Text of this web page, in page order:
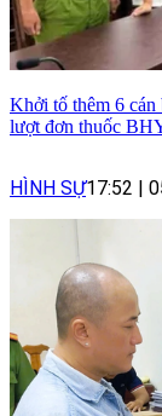
Khởi tố thêm 6
lượt đơn thuốc
HÌNH SỰ17:52